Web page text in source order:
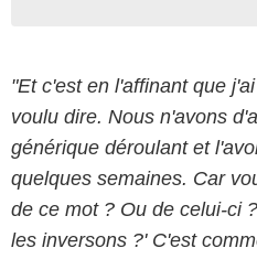
"Et c'est en l'affinant que
voulu dire. Nous n'avons
générique déroulant et
quelques semaines. Car
de ce mot ? Ou de celui-ci
les inversons ?' C'est